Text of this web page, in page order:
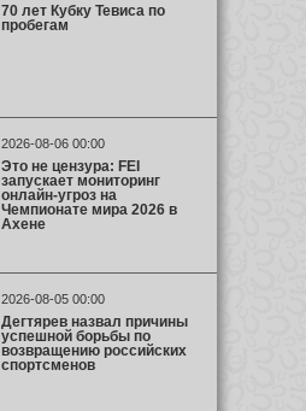
70 лет Кубку Тевиса по
пробегам
2026-08-06 00:00
Это не цензура: FEI
запускает мониторинг
онлайн-угроз на
Чемпионате мира 2026 в
Ахене
2026-08-05 00:00
Дегтярев назвал причины
успешной борьбы по
возвращению российских
спортсменов